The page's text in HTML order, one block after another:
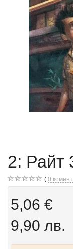
2: Райт
0
5,06 €
9,90 лв.